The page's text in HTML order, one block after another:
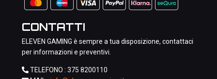
CONTATTI
ELEVEN GAMING è sempre a tua disposizione, contattaci
per informazioni e preventivi.
TELEFONO : 375 8200110